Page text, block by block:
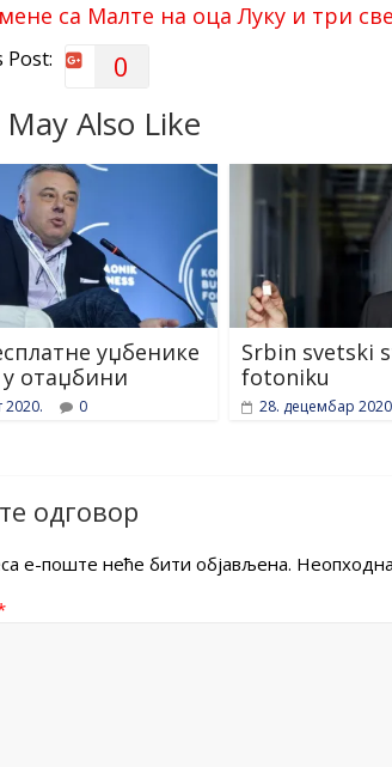
dI
n
са Малте на оца Луку и три
Post: 0
Also Like
уџбенике
у отаџбини
2020. 0
Srbin svetski
fotoniku
28. децембар
одговор
е-поште неће бити објављена.